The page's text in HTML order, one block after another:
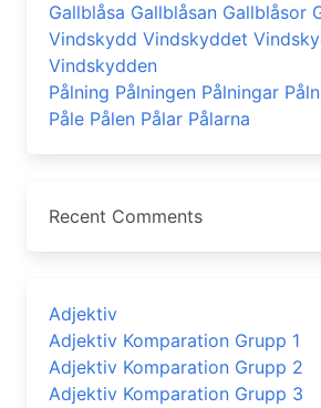
Gallblåsa Gallblåsan Gallblåsor
Vindskydd Vindskyddet
Vindskydden
Pålning Pålningen Pålningar
Påle Pålen Pålar Pålarna
Recent Comments
Adjektiv
Adjektiv Komparation Grupp 1
Adjektiv Komparation Grupp 2
Adjektiv Komparation Grupp 3